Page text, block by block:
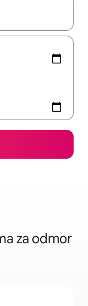
pregledati
za odmor